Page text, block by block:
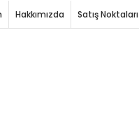
Hakkımızda Satış Noktaları